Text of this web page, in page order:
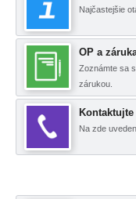
Najčastejšie
OP a
Zoznámte sa
zárukou.
Kontaktujte
Na zde